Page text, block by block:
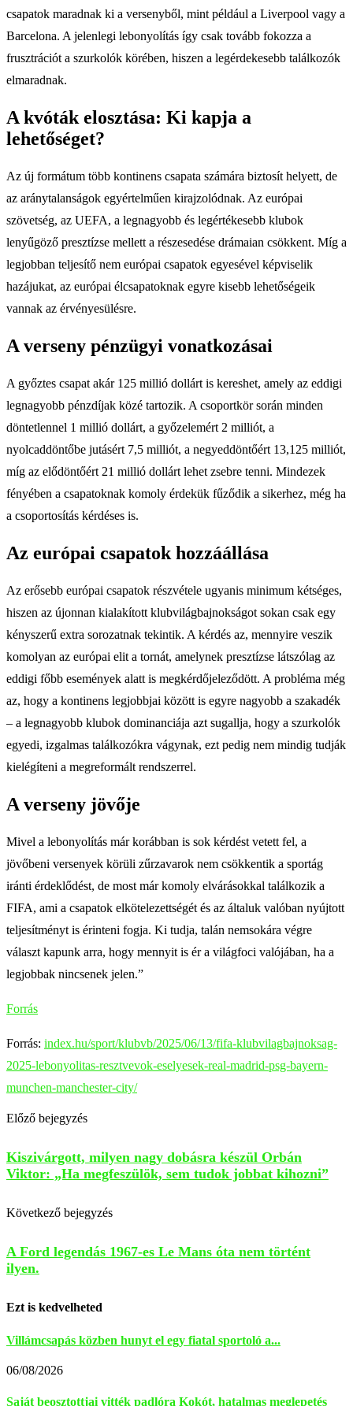
csapatok maradnak ki a versenyből, mint például a Liverpool vagy a
Barcelona. A jelenlegi lebonyolítás így csak tovább fokozza a
frusztrációt a szurkolók körében, hiszen a legérdekesebb találkozók
elmaradnak.
A kvóták elosztása: Ki kapja a
lehetőséget?
Az új formátum több kontinens csapata számára biztosít helyett, de
az aránytalanságok egyértelműen kirajzolódnak. Az európai
szövetség, az UEFA, a legnagyobb és legértékesebb klubok
lenyűgöző presztízse mellett a részesedése drámaian csökkent. Míg a
legjobban teljesítő nem európai csapatok egyesével képviselik
hazájukat, az európai élcsapatoknak egyre kisebb lehetőségeik
vannak az érvényesülésre.
A verseny pénzügyi vonatkozásai
A győztes csapat akár 125 millió dollárt is kereshet, amely az eddigi
legnagyobb pénzdíjak közé tartozik. A csoportkör során minden
döntetlennel 1 millió dollárt, a győzelemért 2 milliót, a
nyolcaddöntőbe jutásért 7,5 milliót, a negyeddöntőért 13,125 milliót,
míg az elődöntőért 21 millió dollárt lehet zsebre tenni. Mindezek
fényében a csapatoknak komoly érdekük fűződik a sikerhez, még ha
a csoportosítás kérdéses is.
Az európai csapatok hozzáállása
Az erősebb európai csapatok részvétele ugyanis minimum kétséges,
hiszen az újonnan kialakított klubvilágbajnokságot sokan csak egy
kényszerű extra sorozatnak tekintik. A kérdés az, mennyire veszik
komolyan az európai elit a tornát, amelynek presztízse látszólag az
eddigi főbb események alatt is megkérdőjeleződött. A probléma még
az, hogy a kontinens legjobbjai között is egyre nagyobb a szakadék
– a legnagyobb klubok dominanciája azt sugallja, hogy a szurkolók
egyedi, izgalmas találkozókra vágynak, ezt pedig nem mindig tudják
kielégíteni a megreformált rendszerrel.
A verseny jövője
Mivel a lebonyolítás már korábban is sok kérdést vetett fel, a
jövőbeni versenyek körüli zűrzavarok nem csökkentik a sportág
iránti érdeklődést, de most már komoly elvárásokkal találkozik a
FIFA, ami a csapatok elkötelezettségét és az általuk valóban nyújtott
teljesítményt is érinteni fogja. Ki tudja, talán nemsokára végre
választ kapunk arra, hogy mennyit is ér a világfoci valójában, ha a
legjobbak nincsenek jelen.”
Forrás
Forrás: index.hu/sport/klubvb/2025/06/13/fifa-klubvilagbajnoksag-
2025-lebonyolitas-resztvevok-eselyesek-real-madrid-psg-bayern-
munchen-manchester-city/
Előző bejegyzés
Kiszivárgott, milyen nagy dobásra készül Orbán
Viktor: „Ha megfeszülök, sem tudok jobbat kihozni”
Következő bejegyzés
A Ford legendás 1967-es Le Mans óta nem történt
ilyen.
Ezt is kedvelheted
Villámcsapás közben hunyt el egy fiatal sportoló a...
06/08/2026
Saját beosztottjai vitték padlóra Kokót, hatalmas meglepetés